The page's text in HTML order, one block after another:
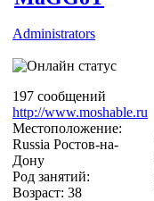
Administrators
197 сообщений
http://www.moshable.ru
Местоположение:
Russia Ростов-на-
Дону
Род занятий:
Возраст: 38